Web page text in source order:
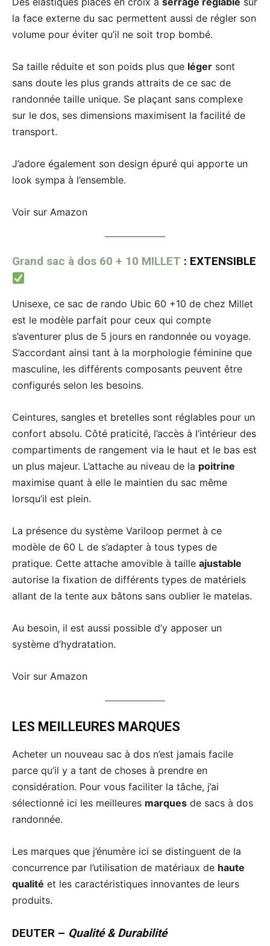
la face externe du sac permettent aussi de régler son
volume pour éviter qu’il ne soit trop bombé.
Sa taille réduite et son poids plus que léger sont
sans doute les plus grands attraits de ce sac de
randonnée taille unique. Se plaçant sans complexe
sur le dos, ses dimensions maximisent la facilité de
transport.
J’adore également son design épuré qui apporte un
look sympa à l’ensemble.
Voir sur Amazon
Grand sac à dos 60 + 10 MILLET : EXTENSIBLE
Unisexe, ce sac de rando Ubic 60 +10 de chez Millet
est le modèle parfait pour ceux qui compte
s’aventurer plus de 5 jours en randonnée ou voyage.
S’accordant ainsi tant à la morphologie féminine que
masculine, les différents composants peuvent être
configurés selon les besoins.
Ceintures, sangles et bretelles sont réglables pour un
confort absolu. Côté praticité, l’accès à l’intérieur des
compartiments de rangement via le haut et le bas est
un plus majeur. L’attache au niveau de la poitrine
maximise quant à elle le maintien du sac même
lorsqu’il est plein.
La présence du système Variloop permet à ce
modèle de 60 L de s’adapter à tous types de
pratique. Cette attache amovible à taille ajustable
autorise la fixation de différents types de matériels
allant de la tente aux bâtons sans oublier le matelas.
Au besoin, il est aussi possible d’y apposer un
système d’hydratation.
Voir sur Amazon
LES MEILLEURES MARQUES
Acheter un nouveau sac à dos n’est jamais facile
parce qu’il y a tant de choses à prendre en
considération. Pour vous faciliter la tâche, j’ai
sélectionné ici les meilleures marques de sacs à dos
randonnée.
Les marques que j’énumère ici se distinguent de la
concurrence par l’utilisation de matériaux de haute
qualité et les caractéristiques innovantes de leurs
produits.
DEUTER – Qualité & Durabilité